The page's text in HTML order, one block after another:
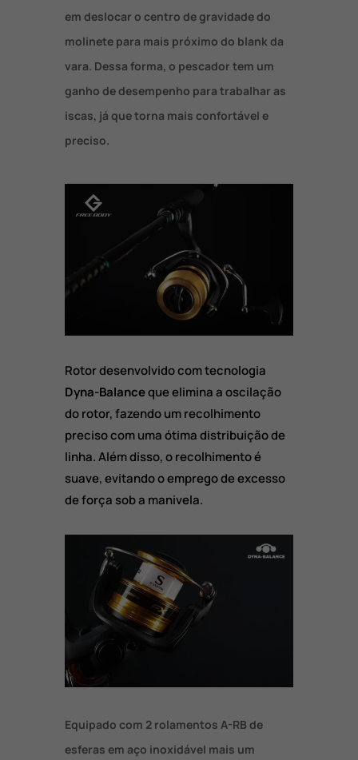
em deslocar o centro de gravidade do
molinete para mais próximo do blank da
vara. Dessa forma, o pescador tem um
ganho de desempenho para trabalhar as
iscas, já que torna mais confortável e
preciso.
Rotor desenvolvido com tecnologia
Dyna-Balanceque elimina a oscilação
do rotor, fazendo um recolhimento
preciso com uma ótima distribuição de
linha. Além disso, o recolhimento é
suave, evitando o emprego de excesso
de força sob a manivela.
Equipado com 2 rolamentos A-RB de
esferas em aço inoxidável mais um